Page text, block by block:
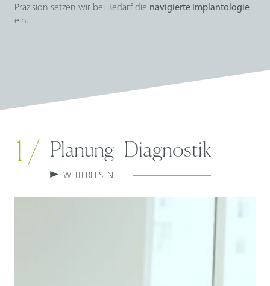
Präzision setzen wir bei Bedarf die navigierte Implantologie
ein.
1 / Planung | Diagnostik
WEITERLESEN